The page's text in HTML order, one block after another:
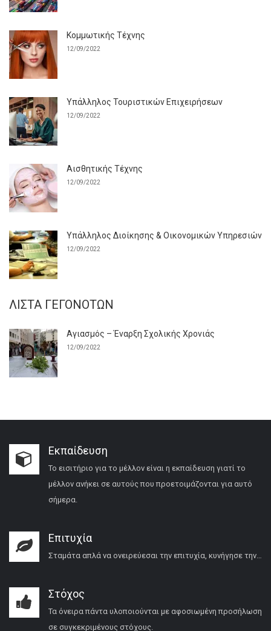
Κομμωτικής Τέχνης
12/09/2022
Υπάλληλος Τουριστικών Επιχειρήσεων
12/09/2022
Αισθητικής Τέχνης
12/09/2022
Υπάλληλος Διοίκησης & Οικονομικών Υπηρεσιών
12/09/2022
ΛΊΣΤΑ ΓΕΓΟΝΌΤΩΝ
Αγιασμός – Έναρξη Σχολικής Χρονιάς
12/09/2022
Εκπαίδευση
Το εισιτήριο για το μέλλον είναι η εκπαίδευση γιατί το
μέλλον ανήκει σε αυτούς που προετοιμάζονται για αυτό
σήμερα.
Επιτυχία
Σταμάτα απλά να ονειρεύεσαι την επιτυχία, κυνήγησε την…
Στόχος
Τα όνειρα πάντα υλοποιούνται με αφοσιωμένη προσήλωση
σε συγκεκριμένους στόχους.